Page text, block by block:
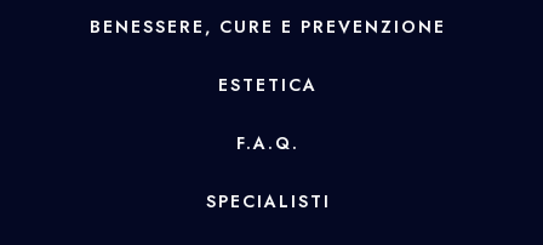
BENESSERE, CURE E PREVENZIONE
ESTETICA
F.A.Q.
SPECIALISTI